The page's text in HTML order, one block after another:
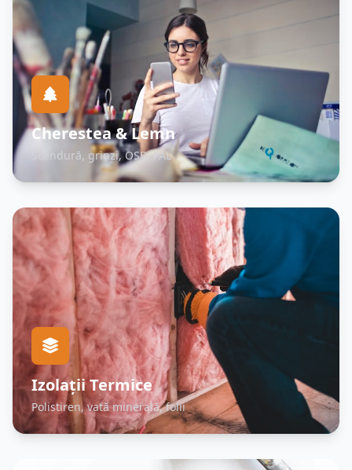
Cherestea & Lemn
Scândură, grinzi, OSB, PAL
Izolații Termice
Polistiren, vată minerală, folii